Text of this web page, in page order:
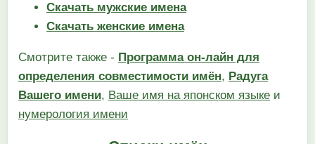
Скачать мужские имена
Скачать женские имена
Смотрите также - Программа он-лайн для
определения совместимости имён, Радуга
Вашего имени, Ваше имя на японском языке и
нумерология имени